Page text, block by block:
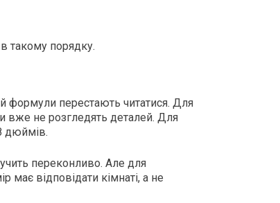
такому порядку.
й формули перестають читатися. Для
вже не розгледять деталей. Для
дюймів.
переконливо. Але для
має відповідати кімнаті, а не